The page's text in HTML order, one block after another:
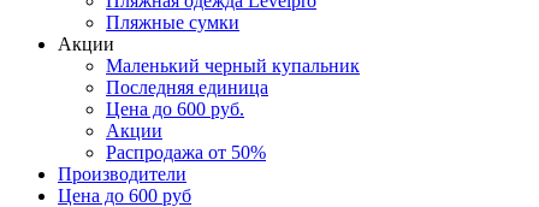
Пляжные сумки
Акции
Маленький черный купальник
Последняя единица
Цена до 600 руб.
Акции
Распродажа от 50%
Производители
Цена до 600 руб